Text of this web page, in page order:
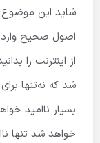
شاید این موضوع
اصول صحیح
از اینترنت را
شد که نه‌تنها
بسیار ناامید
خواهد شد تنها